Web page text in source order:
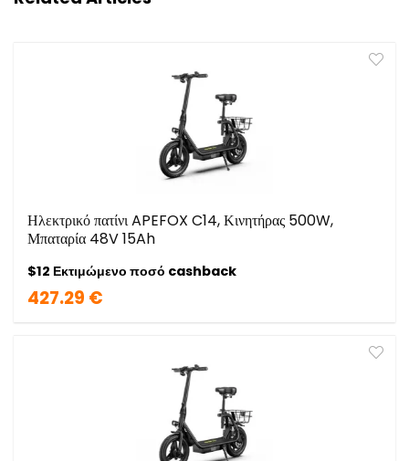
Ηλεκτρικό πατίνι APEFOX C14, Κινητήρας 500W,
Μπαταρία 48V 15Ah
$12 Εκτιμώμενο ποσό cashback
427.29 €